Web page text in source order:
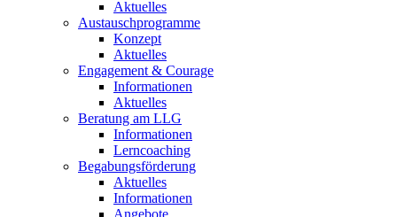
Aktuelles
Austauschprogramme
Konzept
Aktuelles
Engagement & Courage
Informationen
Aktuelles
Beratung am LLG
Informationen
Lerncoaching
Begabungsförderung
Aktuelles
Informationen
Angebote